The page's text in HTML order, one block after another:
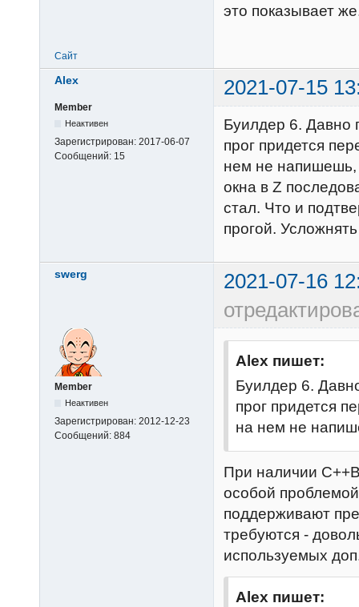
это показывает
Сайт
Alex 2021-07-15
Member
Неактивен
Зарегистрирован: 2017-06-07
Сообщений: 15
Буилдер 6. Давно
прог придется
нем не напишешь,
окна в Z
стал. Что и
прогой.
swerg
2021-07-16
Member
Неактивен
Зарегистрирован: 2012-12-23
Сообщений: 884
Alex пишет:
Буилдер 6.
прог придется
на нем не
При наличии
особой
поддерживают
требуются -
используемых
Alex пишет: